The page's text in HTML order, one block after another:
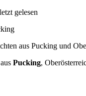
gelesen
aus Pucking und
Pucking,